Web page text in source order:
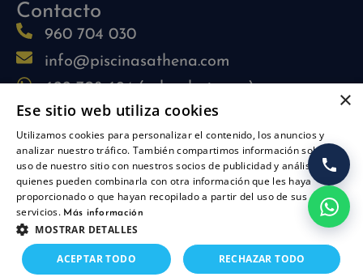
Añadir al carrito
Contacto
960 704 030
info@piscinasathena.com
622 708 694 (solo whatsapp)
L-V: 09:30h-13:30h
L-J: 15:30h-17:30h
Síguenos
×
Ese sitio web utiliza cookies
Utilizamos cookies para personalizar el contenido, los anuncios y
analizar nuestro tráfico. También compartimos información sobre su
uso de nuestro sitio con nuestros socios de publicidad y análisis,
quienes pueden combinarla con otra información que les haya
proporcionado o que hayan recopilado a partir del uso de sus
servicios. Más información
MOSTRAR DETALLES
ACEPTAR TODO RECHAZAR TODO